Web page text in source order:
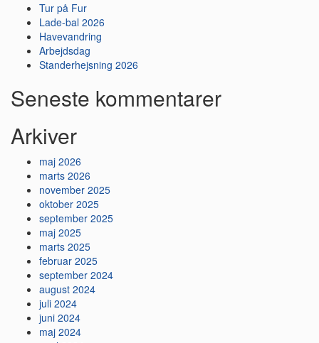
Tur på Fur
Lade-bal 2026
Havevandring
Arbejdsdag
Standerhejsning 2026
Seneste kommentarer
Arkiver
maj 2026
marts 2026
november 2025
oktober 2025
september 2025
maj 2025
marts 2025
februar 2025
september 2024
august 2024
juli 2024
juni 2024
maj 2024